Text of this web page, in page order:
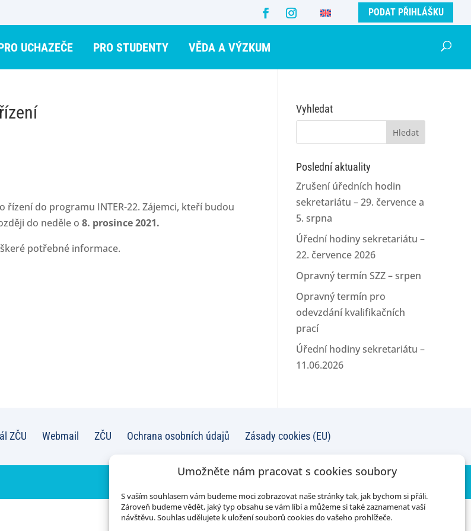
Umožněte nám pracovat s cookies soubory
S vaším souhlasem vám budeme moci zobrazovat naše stránky tak, jak bychom si přáli.
Zároveň budeme vědět, jaký typ obsahu se vám líbí a můžeme si také zaznamenat vaší
návštěvu. Souhlas udělujete k uložení souborů cookies do vašeho prohlížeče.
PODAT PŘIHLÁŠKU
UCHAZEČE PRO STUDENTY VĚDA A VÝZKUM
do programu INTER-22. Zájemci, kteří budou
do neděle o 8. prosince 2021.
potřebné informace.
Vyhledat
Poslední aktuality
Zrušení úředních hodin
sekretariátu – 29. července a
5. srpna
Úřední hodiny sekretariátu –
22. července 2026
Opravný termín SZZ – srpen
Opravný termín pro
odevzdání kvalifikačních
prací
Úřední hodiny sekretariátu –
11.06.2026
ZČU Webmail ZČU Ochrana osobních údajů Zásady cookies (EU)